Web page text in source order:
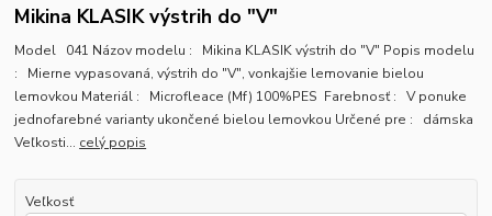
Mikina KLASIK výstrih do "V"
Model 041 Názov modelu : Mikina KLASIK výstrih do "V" Popis modelu
: Mierne vypasovaná, výstrih do "V", vonkajšie lemovanie bielou
lemovkou Materiál : Microfleace (Mf) 100%PES Farebnosť : V ponuke
jednofarebné varianty ukončené bielou lemovkou Určené pre : dámska
Veľkosti... celý popis
Veľkosť